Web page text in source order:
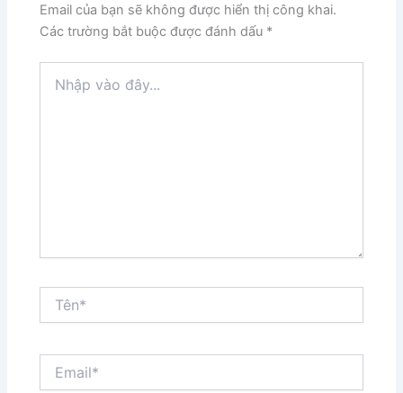
Email của bạn sẽ không được hiển thị công khai.
Các trường bắt buộc được đánh dấu *
vào